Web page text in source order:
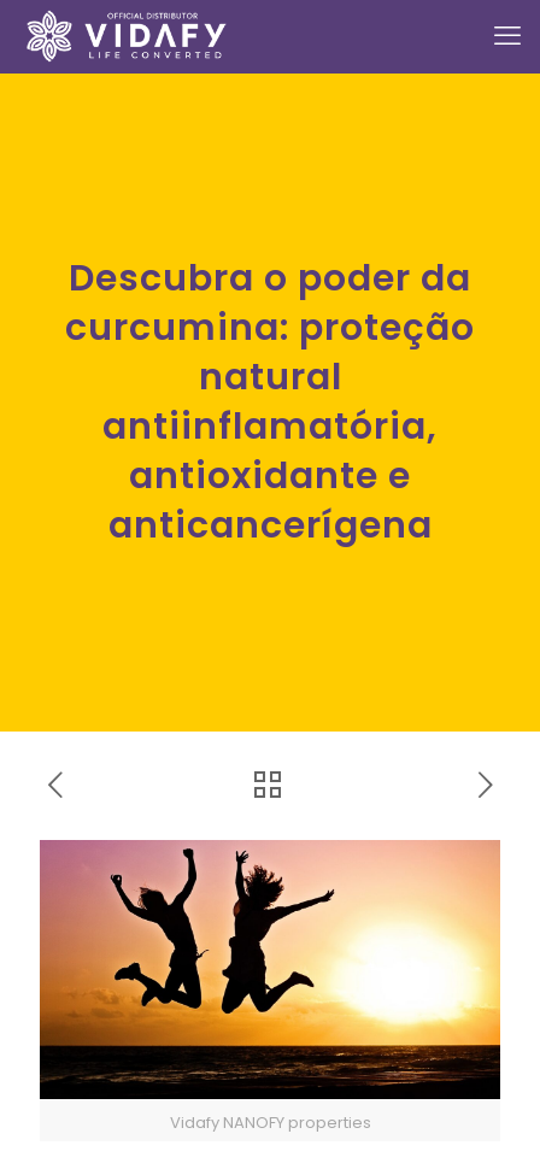
Descubra o poder da
curcumina: proteção
natural
antiinflamatória,
antioxidante e
anticancerígena
Vidafy NANOFY properties